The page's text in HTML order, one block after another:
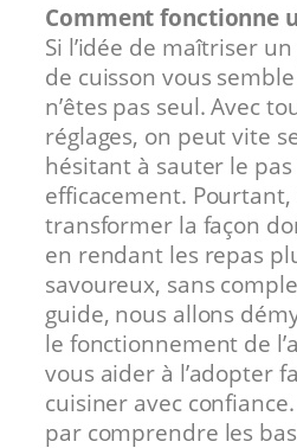
Comment fonctionne
Si l’idée de maîtriser
de cuisson vous
n’êtes pas seul. Avec
réglages, on peut vite
hésitant à sauter le pas
efficacement.
transformer la façon
en rendant les repas
savoureux, sans
guide, nous allons
le fonctionnement de
vous aider à l’adopter
cuisiner avec
par comprendre les